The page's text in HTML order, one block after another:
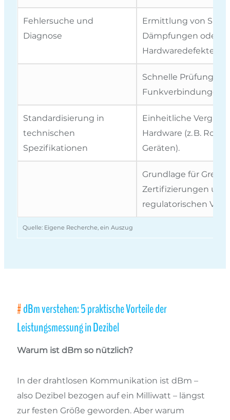
Fehlersuche und
Diagnose
Ermittlung von
Dämpfungen oder
Hardwaredefekten.
Schnelle Prüfung
Funkverbindungen
Standardisierung in
technischen
Spezifikationen
Einheitliche
Hardware (z. B.
Geräten).
Grundlage für
Zertifizierungen und
regulatorischen
Quelle: Eigene Recherche, ein Auszug
dBm verstehen: 5 praktische Vorteile der
Leistungsmessung in Dezibel
Warum ist dBm so nützlich?
In der drahtlosen Kommunikation ist dBm –
also Dezibel bezogen auf ein Milliwatt – längst
zur festen Größe geworden. Aber warum